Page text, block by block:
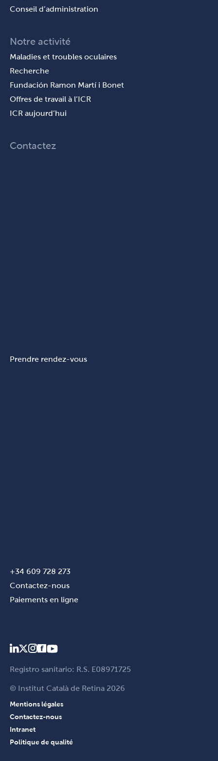
Conseil d’administration
Notre activité
Maladies et troubles oculaires
Recherche
Fundación Ramon Martí i Bonet
Offres de travail à l’ICR
ICR aujourd’hui
Contactez
Prendre rendez-vous
+34 609 728 273
Contactez-nous
Paiements en ligne
Registro sanitario: R.S. E08971725
© Institut Català de Retina 2026
Mentions légales
Contactez-nous
Intranet
Politique de qualité